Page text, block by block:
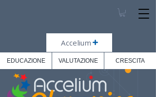
EDUCAZIONE VALUTAZIONE CRESCITA
Accelium